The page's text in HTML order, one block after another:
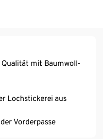
Qualität mit Baumwoll-
Lochstickerei aus
Vorderpasse